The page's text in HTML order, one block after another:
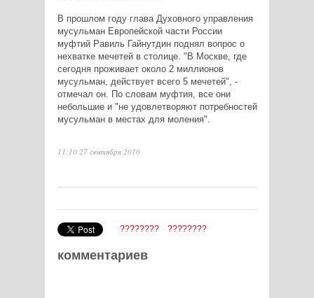
В прошлом году глава Духовного управления
мусульман Европейской части России
муфтий Равиль Гайнутдин поднял вопрос о
нехватке мечетей в столице. "В Москве, где
сегодня проживает около 2 миллионов
мусульман, действует всего 5 мечетей", -
отмечал он. По словам муфтия, все они
небольшие и "не удовлетворяют потребностей
мусульман в местах для моления".
11:10 27 сентября 2010
???????? ????????
комментариев